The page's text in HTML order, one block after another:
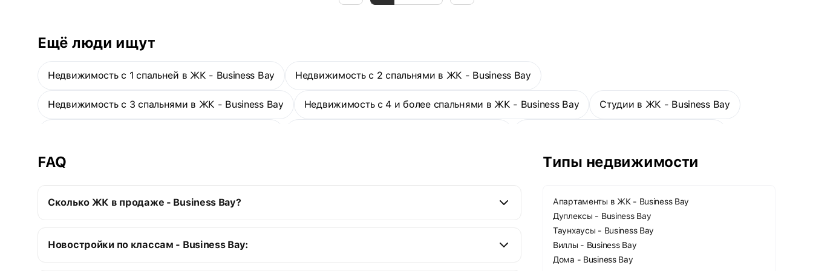
Ещё люди ищут
Недвижимость с 1 спальней в ЖК - Business Bay Недвижимость с 2 спальнями в ЖК - Business Bay
Недвижимость с 3 спальнями в ЖК - Business Bay Недвижимость с 4 и более спальнями в ЖК - Business Bay Студии в ЖК - Business Bay
Ещё
FAQ
Сколько ЖК в продаже - Business Bay?
26 строящихся ЖК
Новостройки по классам - Business Bay:
Типы недвижимости
Апартаменты в ЖК - Business Bay
Дуплексы - Business Bay
Таунхаусы - Business Bay
Виллы - Business Bay
Дома - Business Bay